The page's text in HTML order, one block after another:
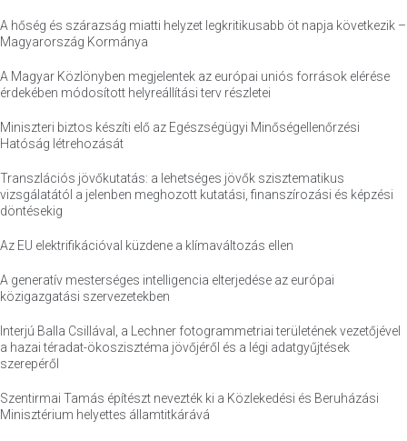
A hőség és szárazság miatti helyzet legkritikusabb öt napja következik –
Magyarország Kormánya
A Magyar Közlönyben megjelentek az európai uniós források elérése
érdekében módosított helyreállítási terv részletei
Miniszteri biztos készíti elő az Egészségügyi Minőségellenőrzési
Hatóság létrehozását
Transzlációs jövőkutatás: a lehetséges jövők szisztematikus
vizsgálatától a jelenben meghozott kutatási, finanszírozási és képzési
döntésekig
Az EU elektrifikációval küzdene a klímaváltozás ellen
A generatív mesterséges intelligencia elterjedése az európai
közigazgatási szervezetekben
Interjú Balla Csillával, a Lechner fotogrammetriai területének vezetőjével
a hazai téradat-ökoszisztéma jövőjéről és a légi adatgyűjtések
szerepéről
Szentirmai Tamás építészt nevezték ki a Közlekedési és Beruházási
Minisztérium helyettes államtitkárává